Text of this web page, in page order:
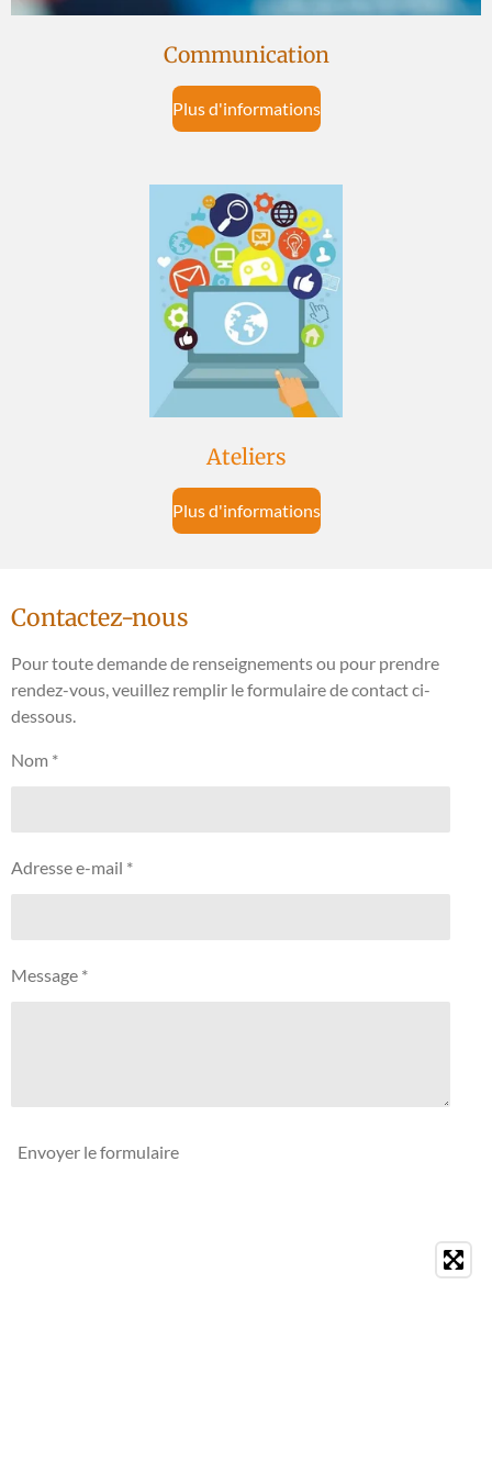
Communication
Plus d'informations
Ateliers
Plus d'informations
Contactez-nous
Pour toute demande de renseignements ou pour prendre
rendez-vous, veuillez remplir le formulaire de contact ci-
dessous.
Nom *
Adresse e-mail *
Message *
Envoyer le formulaire